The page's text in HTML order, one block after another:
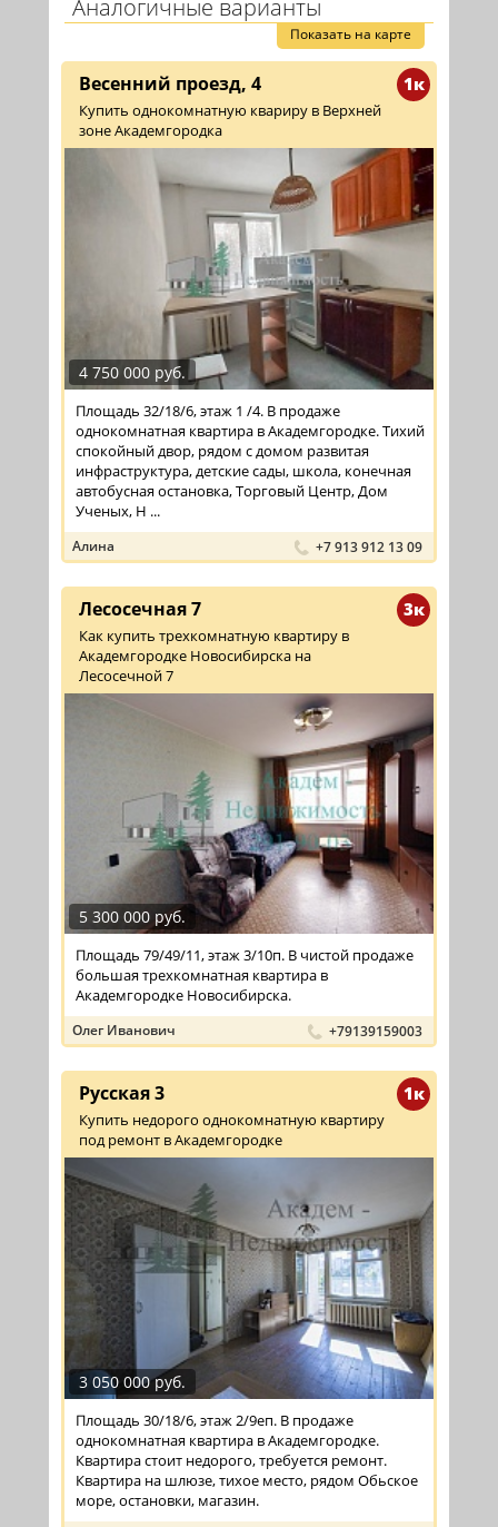
Аналогичные варианты
Показать на карте
1к
Весенний проезд, 4
Купить однокомнатную квариру в Верхней
зоне Академгородка
4 750 000 руб.
Площадь 32/18/6, этаж 1 /4. В продаже
однокомнатная квартира в Академгородке. Тихий
спокойный двор, рядом с домом развитая
инфраструктура, детские сады, школа, конечная
автобусная остановка, Торговый Центр, Дом
Ученых, Н ...
Алина +7 913 912 13 09
3к
Лесосечная 7
Как купить трехкомнатную квартиру в
Академгородке Новосибирска на
Лесосечной 7
5 300 000 руб.
Площадь 79/49/11, этаж 3/10п. В чистой продаже
большая трехкомнатная квартира в
Академгородке Новосибирска.
Олег Иванович +79139159003
1к
Русская 3
Купить недорого однокомнатную квартиру
под ремонт в Академгородке
3 050 000 руб.
Площадь 30/18/6, этаж 2/9еп. В продаже
однокомнатная квартира в Академгородке.
Квартира стоит недорого, требуется ремонт.
Квартира на шлюзе, тихое место, рядом Обьское
море, остановки, магазин.